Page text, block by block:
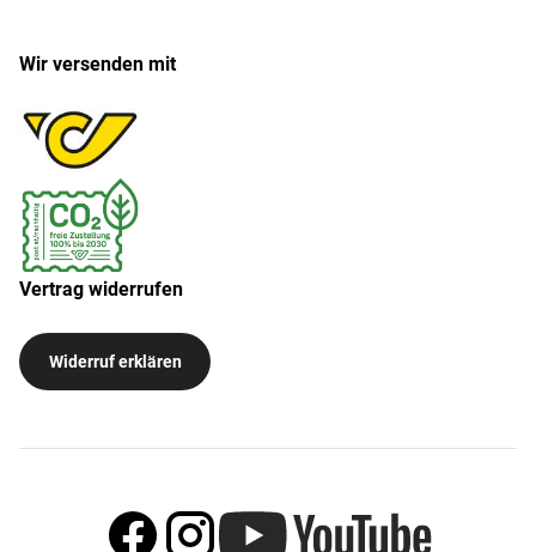
Wir versenden mit
Vertrag widerrufen
Widerruf erklären